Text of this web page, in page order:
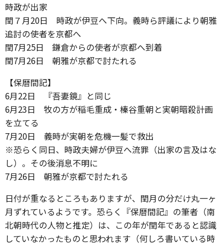
時政が出家
閏７月20日 時政が伊豆へ下向。義時ら評議により朝雅
追討の使者を京都へ
閏7月25日 鎌倉からの使者が京都へ到着
閏7月26日 朝雅が京都で討たれる
【保暦間記】
6月22日 『吾妻鏡』と同じ
6月23日 牧の方が稲毛重成・榛谷重朝と実朝暗殺計画
を立てる
7月20日 義時が実朝を危機一髪で救出
※恐らく同日、時政夫婦が伊豆へ流罪（出家の言及はな
し）。その後消息不明に
7月26日 朝雅が京都で討たれる
日付が重なるところもありますが、閏月の分だけ丸一ヶ
月ずれているようです。恐らく『保暦間記』の筆者（南
北朝時代の人物と推定）は、この年が閏年であると認識
していなかったものと思われます（何しろ書いている時